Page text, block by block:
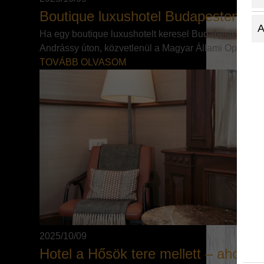
HIRDETÉS
Boutique luxushotel Budapesten –
Ha egy boutique luxushotelt keresel Budapesten,
Andrássy úton, közvetlenül a Magyar Állami
TOVÁBB OLVASOM
2025/10/09
Hotel a Hősök tere mellett – ahol a